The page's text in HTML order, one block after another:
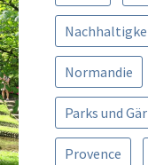
Normandie
Parks und
Provence